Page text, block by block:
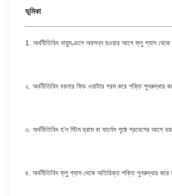
ভূমিকা
1. অর্থনীতিবিদ বায়ুমণ্ডলে অবসন্ন হওয়ার আগে ফ্লু গ্যাস থেকে
২. অর্থনীতিবিদ বয়লার ফিড ওয়াটার গরম করে শক্তি পুনরুদ্ধার
৩. অর্থনীতিবিদ হ'ল স্টিম ড্রাম বা ফার্নেস পৃষ্ঠে প্রবেশের আগে
৪. অর্থনীতিবিদ ফ্লু গ্যাস থেকে অতিরিক্ত শক্তি পুনরুদ্ধার করে